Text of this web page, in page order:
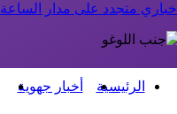
اخباري متجدد على مدار الساعة
الرئيسية أخبار جهوية